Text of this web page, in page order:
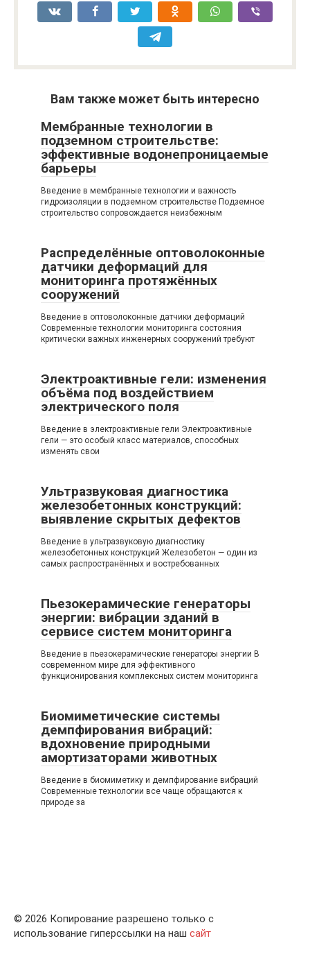
Вам также может быть интересно
Мембранные технологии в
подземном строительстве:
эффективные водонепроницаемые
барьеры
Введение в мембранные технологии и важность
гидроизоляции в подземном строительстве Подземное
строительство сопровождается неизбежным
Распределённые оптоволоконные
датчики деформаций для
мониторинга протяжённых
сооружений
Введение в оптоволоконные датчики деформаций
Современные технологии мониторинга состояния
критически важных инженерных сооружений требуют
Электроактивные гели: изменения
объёма под воздействием
электрического поля
Введение в электроактивные гели Электроактивные
гели — это особый класс материалов, способных
изменять свои
Ультразвуковая диагностика
железобетонных конструкций:
выявление скрытых дефектов
Введение в ультразвуковую диагностику
железобетонных конструкций Железобетон — один из
самых распространённых и востребованных
Пьезокерамические генераторы
энергии: вибрации зданий в
сервисе систем мониторинга
Введение в пьезокерамические генераторы энергии В
современном мире для эффективного
функционирования комплексных систем мониторинга
Биомиметические системы
демпфирования вибраций:
вдохновение природными
амортизаторами животных
Введение в биомиметику и демпфирование вибраций
Современные технологии все чаще обращаются к
природе за
© 2026 Копирование разрешено только с
использование гиперссылки на наш сайт